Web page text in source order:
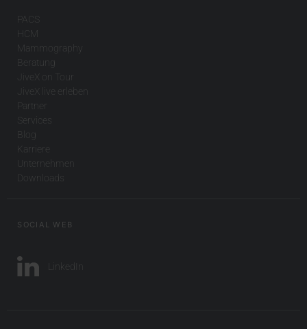
PACS
HCM
Mammography
Beratung
JiveX on Tour
JiveX live erleben
Partner
Services
Blog
Karriere
Unternehmen
Downloads
SOCIAL WEB
LinkedIn